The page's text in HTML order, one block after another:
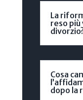
La
reso più
Cosa
dopo la